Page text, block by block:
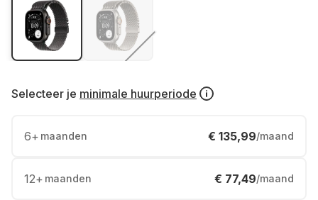
Selecteer je minimale huurperiode
6+ maanden € 135,99/maand
12+ maanden € 77,49/maand